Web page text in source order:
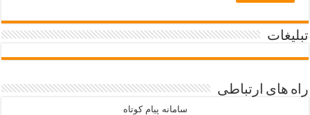
تبلیغات
راه های ارتباطی
سامانه پیام کوتاه